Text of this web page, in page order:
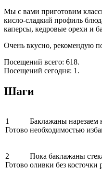
Мы с вами приготовим
кисло-сладкий профиль
каперсы, кедровые орехи и
Очень вкусно, рекомендую
Посещений всего: 618.
Посещений сегодня: 1.
Шаги
1
Готово
Баклажаны нарезаем
необходимостью
2
Готово
Пока баклажаны
оливки без